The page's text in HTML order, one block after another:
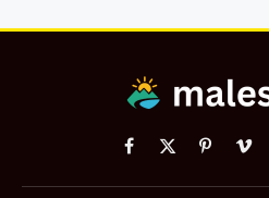
Facebook
X
Pinterest